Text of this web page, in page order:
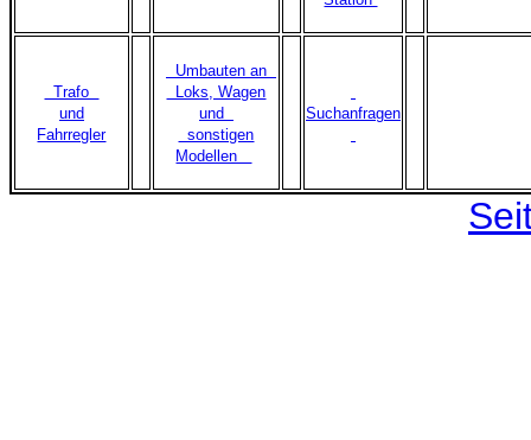
Trafo
und
Fahrregler
Umbauten an
Loks, Wagen
und
sonstigen
Modellen
Suchanfragen